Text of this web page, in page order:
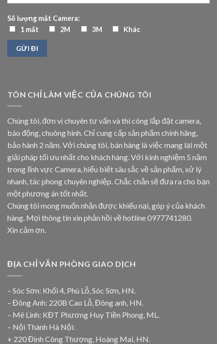
Số lượng mắt Camera:
1 mắt
2M 3M Khác
TÔN CHỈ LÀM VIỆC CỦA CHÚNG TÔI
Chúng tôi, đơn vị chuyên tư vấn và thi công lắp đặt camera,
báo động, chuông hình. Chỉ cung cấp sản phẩm chính hãng,
bảo hành 2 năm. Với chúng tôi, bán hàng là việc mang lại một
giải pháp tối ưu nhất cho khách hàng. Với kinh nghiệm 5 năm
trong lĩnh vực Camera, hiểu biết sâu sắc về sản phẩm, xử lý
nhanh, tác phong chuyên nghiệp. Chắc chắn sẽ đưa ra cho bạn
một phương án tốt nhất.
Chúng tôi mong muốn nhận được khiếu nại, góp ý của khách
hàng. Mọi thông tin xin phản hồi về hotline0977741280.
Xin cảm ơn.
ĐỊA CHỈ VĂN PHÒNG GIAO DỊCH
– Sóc Sơn: Khối 4, Phù Lỗ, Sóc Sơn, HN.
– Đông Anh: 220B Cao Lỗ, Đông anh, HN.
– Mê Linh: KĐT Phương Huy Tiền Phong, ML.
– Nội Thành Hà Nội:
+ 220 Định Công Thượng, Hoàng Mai, HN.